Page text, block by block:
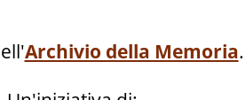
Archivio della Memoria.